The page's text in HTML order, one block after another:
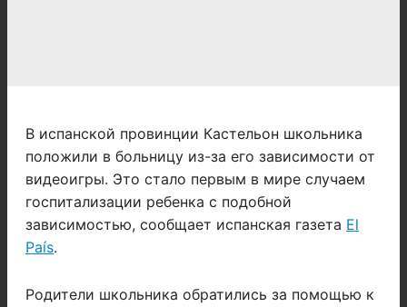
В испанской провинции Кастельон школьника
положили в больницу из-за его зависимости от
видеоигры. Это стало первым в мире случаем
госпитализации ребенка с подобной
зависимостью, сообщает испанская газета El
País.
Родители школьника обратились за помощью к